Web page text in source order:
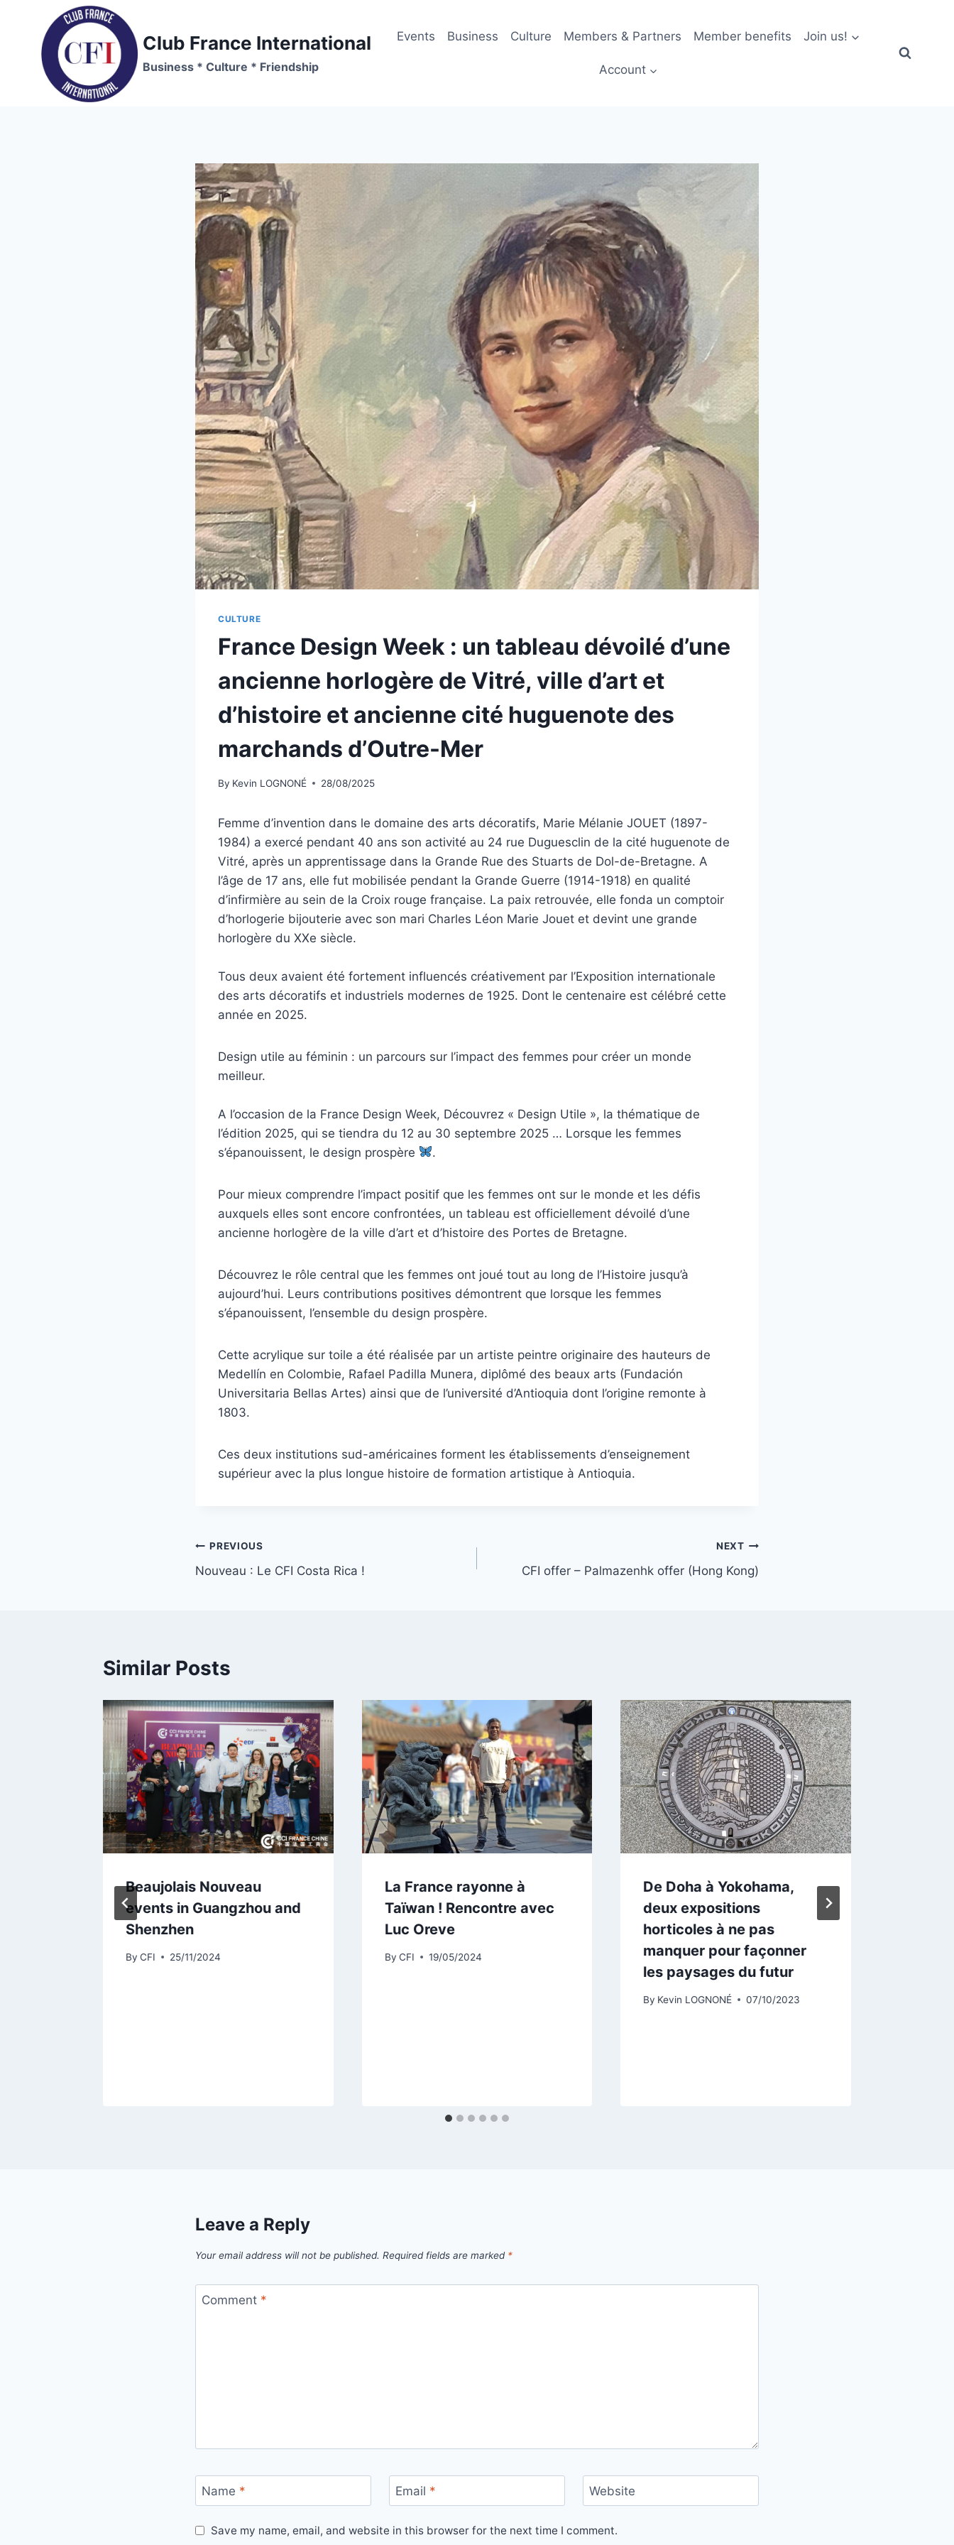
content
Club France International
Business * Culture * Friendship
Events Business Culture Members & Partners Member benefits Join us!
Account
CULTURE
France Design Week : un tableau dévoilé d’une
ancienne horlogère de Vitré, ville d’art et
d’histoire et ancienne cité huguenote des
marchands d’Outre-Mer
By Kevin LOGNONÉ 28/08/2025
Femme d’invention dans le domaine des arts décoratifs, Marie Mélanie JOUET (1897-
1984) a exercé pendant 40 ans son activité au 24 rue Duguesclin de la cité huguenote de
Vitré, après un apprentissage dans la Grande Rue des Stuarts de Dol-de-Bretagne. A
l’âge de 17 ans, elle fut mobilisée pendant la Grande Guerre (1914-1918) en qualité
d’infirmière au sein de la Croix rouge française. La paix retrouvée, elle fonda un comptoir
d’horlogerie bijouterie avec son mari Charles Léon Marie Jouet et devint une grande
horlogère du XXe siècle.
Tous deux avaient été fortement influencés créativement par l’Exposition internationale
des arts décoratifs et industriels modernes de 1925. Dont le centenaire est célébré cette
année en 2025.
Design utile au féminin : un parcours sur l’impact des femmes pour créer un monde
meilleur.
A l’occasion de la France Design Week, Découvrez « Design Utile », la thématique de
l’édition 2025, qui se tiendra du 12 au 30 septembre 2025 … Lorsque les femmes
s’épanouissent, le design prospère
.
Pour mieux comprendre l’impact positif que les femmes ont sur le monde et les défis
auxquels elles sont encore confrontées, un tableau est officiellement dévoilé d’une
ancienne horlogère de la ville d’art et d’histoire des Portes de Bretagne.
Découvrez le rôle central que les femmes ont joué tout au long de l’Histoire jusqu’à
aujourd’hui. Leurs contributions positives démontrent que lorsque les femmes
s’épanouissent, l’ensemble du design prospère.
Cette acrylique sur toile a été réalisée par un artiste peintre originaire des hauteurs de
Medellín en Colombie, Rafael Padilla Munera, diplômé des beaux arts (Fundación
Universitaria Bellas Artes) ainsi que de l’université d’Antioquia dont l’origine remonte à
1803.
Ces deux institutions sud-américaines forment les établissements d’enseignement
supérieur avec la plus longue histoire de formation artistique à Antioquia.
Post
navigation
PREVIOUS
Nouveau : Le CFI Costa Rica !
NEXT
CFI offer – Palmazenhk offer (Hong Kong)
Similar Posts
Beaujolais Nouveau
events in Guangzhou and
Shenzhen
By CFI 25/11/2024
La France rayonne à
Taïwan ! Rencontre avec
Luc Oreve
By CFI 19/05/2024
De Doha à Yokohama,
deux expositions
horticoles à ne pas
manquer pour façonner
les paysages du futur
By Kevin LOGNONÉ 07/10/2023
Leave a Reply
Your email address will not be published. Required fields are marked *
Comment *
Name * Email * Website
Save my name, email, and website in this browser for the next time I comment.